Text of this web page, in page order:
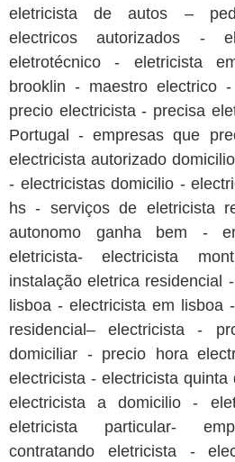
eletricista de autos –
electricos autorizados -
eletrotécnico - eletricista
brooklin - maestro electrico
precio electricista - precisa
Portugal - empresas que
electricista autorizado
- electricistas domicilio -
hs - serviços de eletricista
autonomo ganha bem -
eletricista- electricista
instalação eletrica residencial
lisboa - electricista em lisboa
residencial– electricista -
domiciliar - precio hora
electricista - electricista
electricista a domicilio -
eletricista particular-
contratando eletricista -